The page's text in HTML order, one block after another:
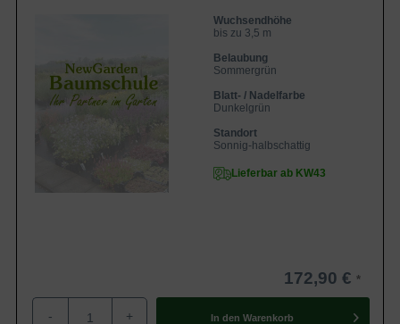
Wuchsendhöhe
bis zu 3,5 m
Belaubung
Sommergrün
Blatt- / Nadelfarbe
Dunkelgrün
Standort
Sonnig-halbschattig
Lieferbar ab KW43
172,90 €
- + In den Warenkorb